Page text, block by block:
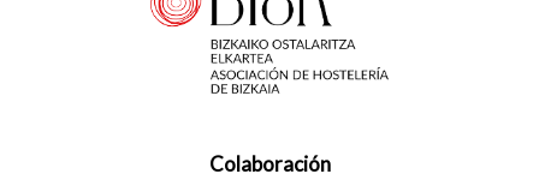
Colaboración